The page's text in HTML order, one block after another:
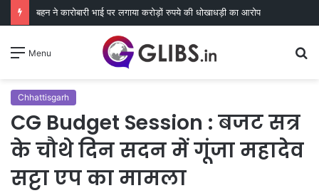
बहन ने कारोबारी भाई पर लगाया करोड़ों रुपये की धोखाधड़ी का आरोप
Menu
Chhattisgarh
CG Budget Session : बजट सत्र
के चौथे दिन सदन में गूंजा महादेव
सट्टा एप का मामला